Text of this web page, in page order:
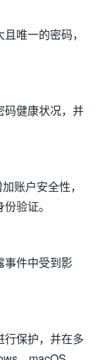
唯一的密码，
码健康状况，并
账户安全性，
验证。
事件中受到影
行保护，并在多